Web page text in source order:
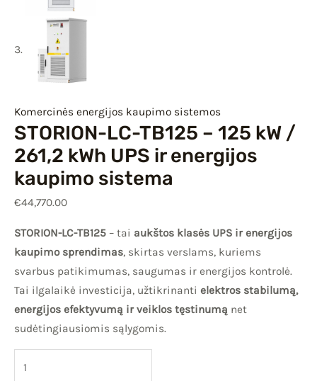
Komercinės energijos kaupimo sistemos
STORION-LC-TB125 – 125 kW /
261,2 kWh UPS ir energijos
kaupimo sistema
€44,770.00
STORION-LC-TB125 – tai aukštos klasės UPS ir energijos
kaupimo sprendimas, skirtas verslams, kuriems
svarbus patikimumas, saugumas ir energijos kontrolė.
Tai ilgalaikė investicija, užtikrinanti elektros stabilumą,
energijos efektyvumą ir veiklos tęstinumą net
sudėtingiausiomis sąlygomis.